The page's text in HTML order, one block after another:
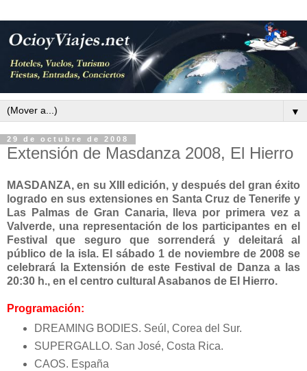
▼
29 de octubre de 2008
Extensión de Masdanza 2008, El Hierro
MASDANZA, en su XIII edición, y después del gran éxito
logrado en sus extensiones en Santa Cruz de Tenerife y
Las Palmas de Gran Canaria, lleva por primera vez a
Valverde, una representación de los participantes en el
Festival que seguro que sorrenderá y deleitará al
público de la isla. E l sábado 1 de noviembre de 2008 se
celebrará la Extensión de este Festival de Danzaa las
20:30 h., en el centro cultural Asabanos de El Hierro.
Programación:
DREAMING BODIES. Seúl, Corea del Sur.
SUPERGALLO. San José, Costa Rica.
CAOS. España